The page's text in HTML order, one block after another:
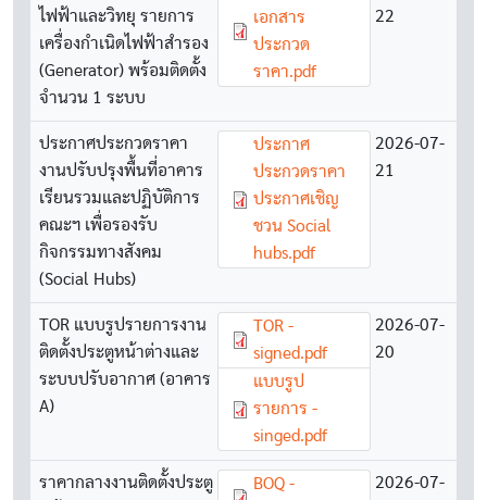
ไฟฟ้าและวิทยุ รายการ
เครื่องกำเนิดไฟฟ้าสำรอง
(Generator) พร้อมติดตั้ง
จำนวน 1 ระบบ
เอกสาร
ประกวด
ราคา.pdf
22
ประกาศประกวดราคา
งานปรับปรุงพื้นที่อาคาร
เรียนรวมและปฏิบัติการ
คณะฯ เพื่อรองรับ
กิจกรรมทางสังคม
(Social Hubs)
Document
ประกาศ
ประกวดราคา
ประกาศเชิญ
ชวน Social
hubs.pdf
2026-07-
21
TOR แบบรูปรายการงาน
ติดตั้งประตูหน้าต่างและ
ระบบปรับอากาศ (อาคาร
A)
Document
TOR -
signed.pdf
Document
แบบรูป
รายการ -
singed.pdf
2026-07-
20
ราคากลางงานติดตั้งประตู Document
BOQ - 2026-07-